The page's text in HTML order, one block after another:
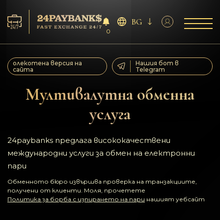
Услуга
Резерва
За партньорите
Отзиви
Правила
AML/CFT
0
BG
Мултивалутна обменна
услуга
олекотена версия на
сайта
Нашия бот в
Telegram
24paybanks предлага висококачествени
международни услуги за обмен на електронни
пари
Обменното бюро извършва проверка на транзакциите,
получени от клиенти. Моля, прочетете
Политика за борба с изпирането на пари нашият уебсайт